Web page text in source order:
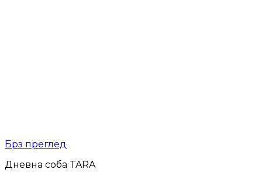
Брз преглед
Дневна соба TARA